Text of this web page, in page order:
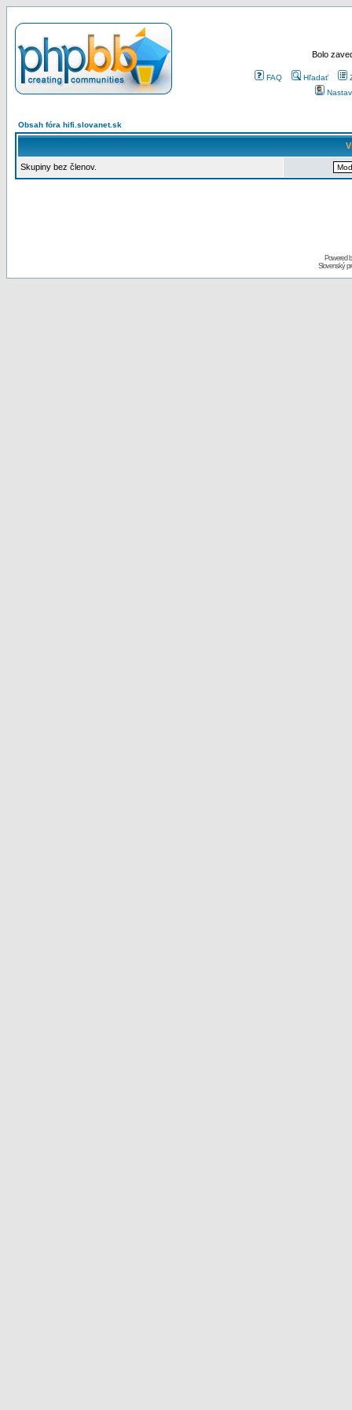
Bolo
FAQ Hľadať
Obsah fóra hifi.slovanet.sk
Skupiny bez členov.
Powered
Slovenský